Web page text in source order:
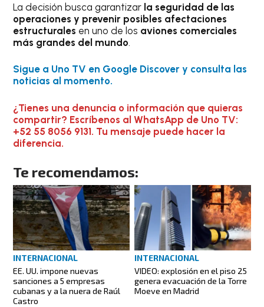
La decisión busca garantizar la seguridad de las
operaciones y prevenir posibles afectaciones
estructurales en uno de los aviones comerciales
más grandes del mundo.
Sigue a Uno TV en Google Discover y consulta las
noticias al momento.
¿Tienes una denuncia o información que quieras
compartir? Escríbenos al WhatsApp de Uno TV:
+52 55 8056 9131. Tu mensaje puede hacer la
diferencia.
Te recomendamos:
INTERNACIONAL
EE. UU. impone nuevas
sanciones a 5 empresas
cubanas y a la nuera de Raúl
Castro
INTERNACIONAL
VIDEO: explosión en el piso 25
genera evacuación de la Torre
Moeve en Madrid